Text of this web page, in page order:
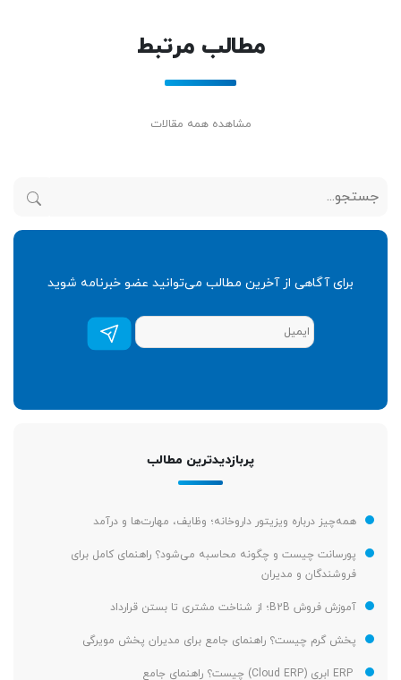
برای آگاهی از آخرین مطالب می‌توانید عضو خبرنامه شوید
عضویت
در
خبرنامه*
پربازدیدترین مطالب
همه‌چیز درباره ویزیتور داروخانه؛ وظایف، مهارت‌ها و درآمد
پورسانت چیست و چگونه محاسبه می‌شود؟ راهنمای کامل برای
فروشندگان و مدیران
آموزش فروش B2B؛ از شناخت مشتری تا بستن قرارداد
پخش گرم چیست؟ راهنمای جامع برای مدیران پخش مویرگی
مطالب مرتبط
مشاهده همه مقالات